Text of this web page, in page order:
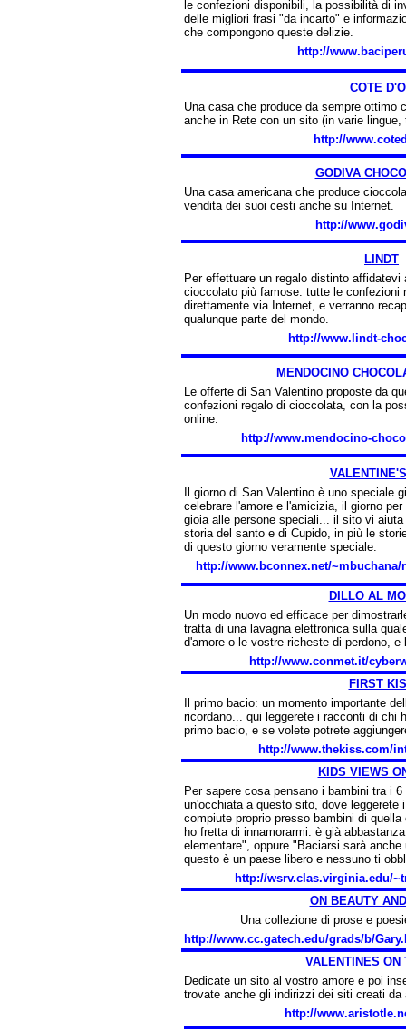
le confezioni disponibili, la possibilità di
delle migliori frasi "da incarto" e
che compongono queste delizie.
http://
COTE
Una casa che produce da sempre ottimo
anche in Rete con un sito (in varie
http://
GODIVA
Una casa americana che produce
vendita dei suoi cesti anche su Internet.
http://
LINDT
Per effettuare un regalo distinto
cioccolato più famose: tutte le confezioni
direttamente via Internet, e verranno
qualunque parte del mondo.
http://www.lindt-
MENDOCINO
Le offerte di San Valentino proposte da
confezioni regalo di cioccolata, con la
online.
http://www.mendocino-
Il giorno di San Valentino è uno speciale
celebrare l'amore e l'amicizia, il giorno
gioia alle persone speciali... il sito vi
storia del santo e di Cupido, in più le
di questo giorno veramente speciale.
http://www.bconnex.net/
DILLO AL
Un modo nuovo ed efficace per
tratta di una lavagna elettronica sulla
d'amore o le vostre richeste di perdono,
http://www.conmet.it/
FIRST
Il primo bacio: un momento importante
ricordano... qui leggerete i racconti di chi
primo bacio, e se volete potrete
http://www.thekiss.com/
KIDS VIEWS
Per sapere cosa pensano i bambini tra i
un'occhiata a questo sito, dove leggerete
compiute proprio presso bambini di
ho fretta di innamorarmi: è già
elementare", oppure "Baciarsi sarà
questo è un paese libero e nessuno ti
http://wsrv.clas.virginia.edu/
ON BEAUTY
Una collezione di prose e
http://www.cc.gatech.edu/grads/b/
VALENTINES ON
Dedicate un sito al vostro amore e poi
trovate anche gli indirizzi dei siti creati da
http://